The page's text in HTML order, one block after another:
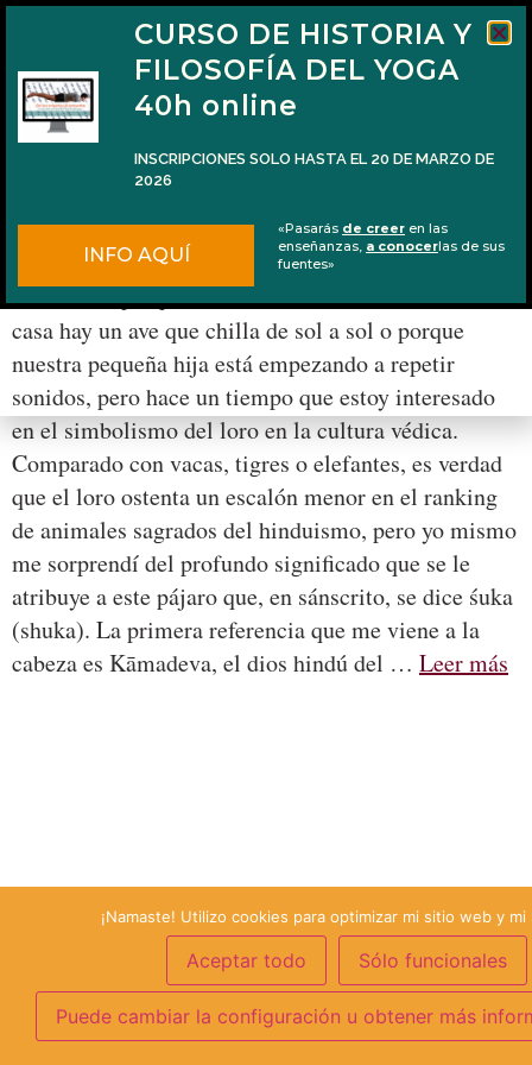
El inesperado simbolismo del loro en el
hinduismo
No sé si es porque en el balcón del frente de nuestra
casa hay un ave que chilla de sol a sol o porque
nuestra pequeña hija está empezando a repetir
sonidos, pero hace un tiempo que estoy interesado
en el simbolismo del loro en la cultura védica.
Comparado con vacas, tigres o elefantes, es verdad
que el loro ostenta un escalón menor en el ranking
de animales sagrados del hinduismo, pero yo mismo
me sorprendí del profundo significado que se le
atribuye a este pájaro que, en sánscrito, se dice śuka
(shuka). La primera referencia que me viene a la
cabeza es Kāmadeva, el dios hindú del … Leer más
¡Namaste! Utilizo cookies para optimizar mi sitio web y mi
Aceptar todo Sólo funcionales
Puede cambiar la configuración u obtener más
CURSO DE HISTORIA Y
FILOSOFÍA DEL YOGA
40h online
INSCRIPCIONES SOLO HASTA EL 20 DE MARZO DE
2026
INFO AQUÍ
«Pasarás de creer en las
enseñanzas, a conocerlas de sus
fuentes»